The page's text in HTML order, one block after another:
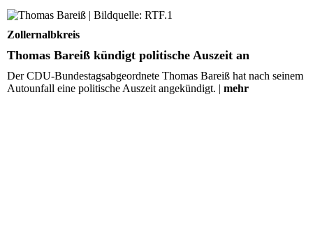
Thomas Bareiß kündigt politische Auszeit an
Zollernalbkreis
Thomas Bareiß kündigt politische Auszeit an
Der CDU-Bundestagsabgeordnete Thomas Bareiß hat nach seinem
Autounfall eine politische Auszeit angekündigt. | mehr